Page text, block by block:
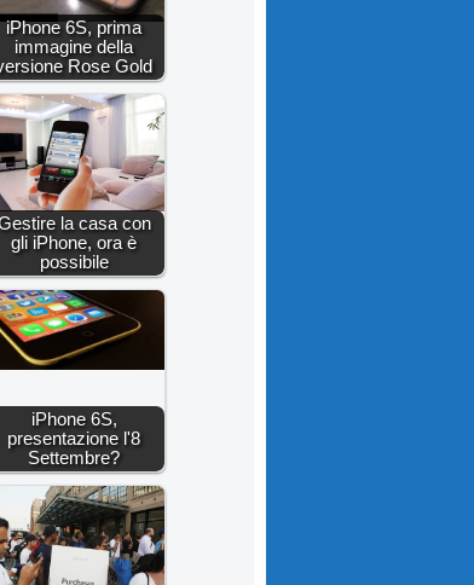
iPhone 6S, prima
immagine della
Rose Gold
la casa con
gli iPhone, ora è
possibile
iPhone 6S,
presentazione l'8
Settembre?